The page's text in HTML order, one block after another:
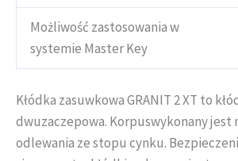
Możliwość zastosowania w
systemie Master Key
Kłódka zasuwkowa GRANIT 2 XT to
dwuzaczepowa. Korpuswykonany jest
odlewania ze stopu cynku.